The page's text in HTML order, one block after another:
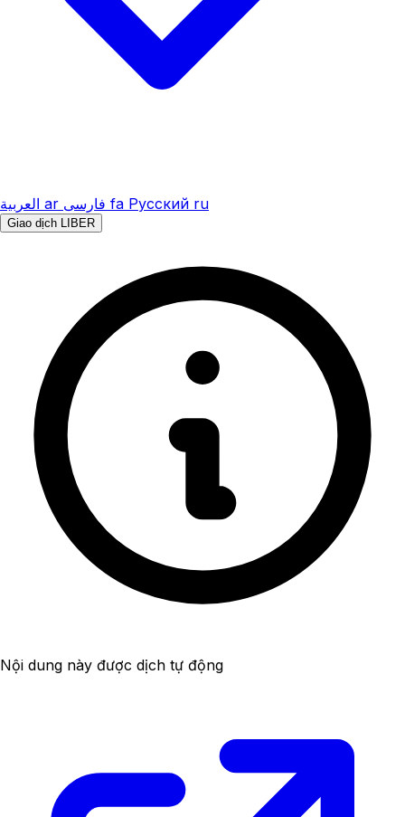
العربية ar فارسی fa Русский ru
Giao dịch LIBER
Nội dung này được dịch tự động